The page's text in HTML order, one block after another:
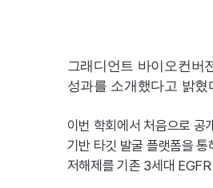
그래디언트 바이오컨버
성과를 소개했다고 밝혔
이번 학회에서 처음으로
기반 타깃 발굴 플랫폼을
저해제를 기존 3세대